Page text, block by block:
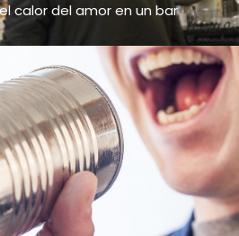
calor del amor en un bar